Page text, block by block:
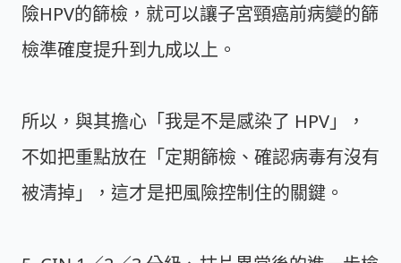
險HPV的篩檢，就可以讓子宮頸癌前病變的篩
檢準確度提升到九成以上。
所以，與其擔心「我是不是感染了 HPV」，
不如把重點放在「定期篩檢、確認病毒有沒有
被清掉」，這才是把風險控制住的關鍵。